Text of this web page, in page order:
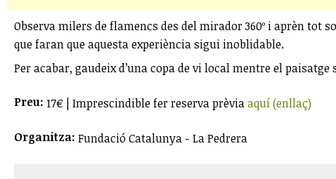
Observa milers de flamencs des del mirador 360º i aprèn
que faran que aquesta experiència sigui inoblidable.
Per acabar, gaudeix d’una copa de vi local mentre el
Preu: 17€ | Imprescindible fer reserva prèviaaquí (enllaç)
Organitza: Fundació Catalunya - La Pedrera